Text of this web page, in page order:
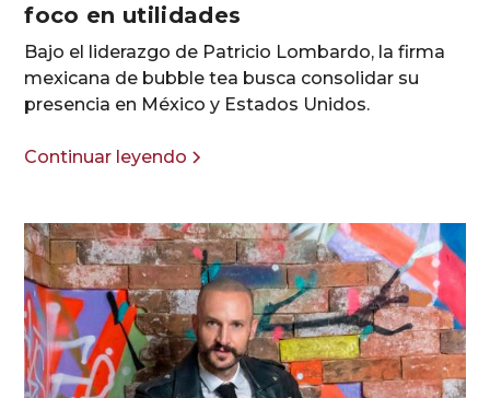
foco en utilidades
Bajo el liderazgo de Patricio Lombardo, la firma
mexicana de bubble tea busca consolidar su
presencia en México y Estados Unidos.
Continuar leyendo